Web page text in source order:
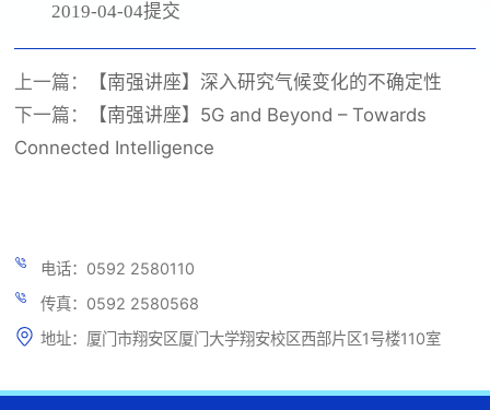
2019-04-04提交
上一篇：
【南强讲座】深入研究气候变化的不确定性
下一篇：
【南强讲座】5G and Beyond – Towards
Connected Intelligence
电话：0592 2580110
传真：0592 2580568
地址：厦门市翔安区厦门大学翔安校区西部片区1号楼110室